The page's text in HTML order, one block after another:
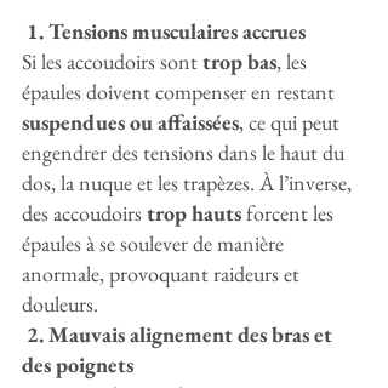
1. Tensions musculaires accrues
Si les accoudoirs sont trop bas, les
épaules doivent compenser en restant
suspendues ou affaissées, ce qui peut
engendrer des tensions dans le haut du
dos, la nuque et les trapèzes. À l’inverse,
des accoudoirs trop hauts forcent les
épaules à se soulever de manière
anormale, provoquant raideurs et
douleurs.
2. Mauvais alignement des bras et
des poignets